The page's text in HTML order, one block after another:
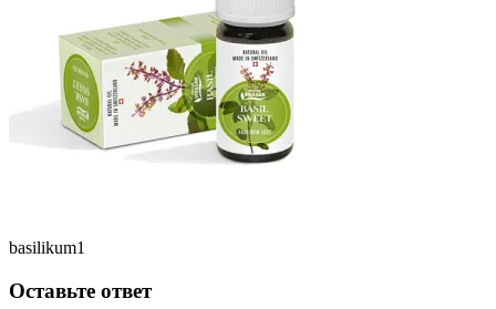
basilikum1
Оставьте ответ